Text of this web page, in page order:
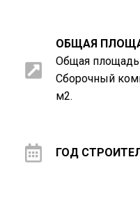
ОБЩАЯ
Общая
Сборочный
м2.
ГОД